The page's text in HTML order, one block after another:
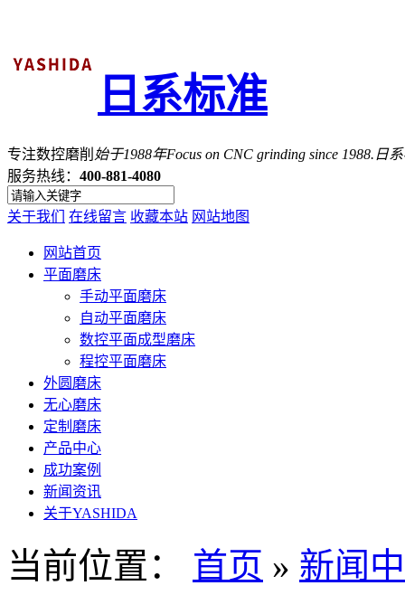
日系标准
专注数控磨削 始于1988年Focus on CNC grinding since 1988.日
服务热线： 400-881-4080
关于我们 在线留言 收藏本站 网站地图
网站首页
平面磨床
手动平面磨床
自动平面磨床
数控平面成型磨床
程控平面磨床
外圆磨床
无心磨床
定制磨床
产品中心
成功案例
新闻资讯
关于YASHIDA
当前位置： 首页 » 新闻